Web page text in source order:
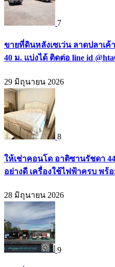
7
ขายที่ดินหลังเซเว่น ลาดปลาเค้
40 ม. แบ่งได้ ติดต่อ line id
29 มิถุนายน 2026
8
ให้เช่าคอนโด อาติซานรัชดา
อย่างดี เครื่องใช้ไฟฟ้าครบ พร้อ
28 มิถุนายน 2026
9